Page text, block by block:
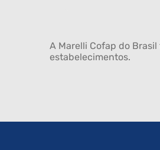
A Marelli Cofap do
estabelecimentos.